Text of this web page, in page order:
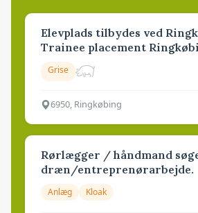
Elevplads tilbydes ved
Trainee placement
Grise
6950, Ringkøbing
Rørlægger / håndmand
dræn/entreprenørarbejde.
Anlæg Kloak